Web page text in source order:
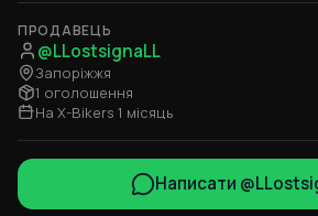
ПРОДАВЕЦЬ
@LLostsignaLL
Запоріжжя
1 оголошення
На X-Bikers 1 місяць
Написати